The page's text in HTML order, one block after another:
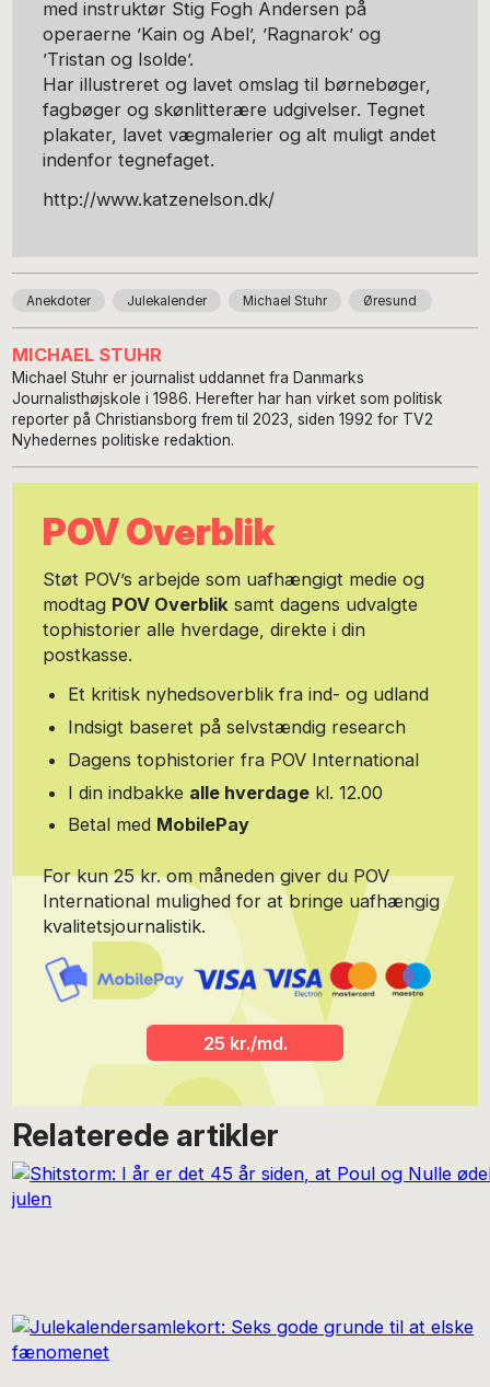
med instruktør Stig Fogh Andersen på
operaerne ’Kain og Abel’, ’Ragnarok’ og
’Tristan og Isolde’.
Har illustreret og lavet omslag til børnebøger,
fagbøger og skønlitterære udgivelser. Tegnet
plakater, lavet vægmalerier og alt muligt andet
indenfor tegnefaget.
http://www.katzenelson.dk/
Anekdoter Julekalender Michael Stuhr Øresund
MICHAEL STUHR
Michael Stuhr er journalist uddannet fra Danmarks
Journalisthøjskole i 1986. Herefter har han virket som politisk
reporter på Christiansborg frem til 2023, siden 1992 for TV2
Nyhedernes politiske redaktion.
POV Overblik
Støt POV’s arbejde som uafhængigt medie og
modtag POV Overblik samt dagens udvalgte
tophistorier alle hverdage, direkte i din
postkasse.
Et kritisk nyhedsoverblik fra ind- og udland
Indsigt baseret på selvstændig research
Dagens tophistorier fra POV International
I din indbakke alle hverdage kl. 12.00
Betal med MobilePay
For kun 25 kr. om måneden giver du POV
International mulighed for at bringe uafhængig
kvalitetsjournalistik.
25 kr./md.
Relaterede artikler